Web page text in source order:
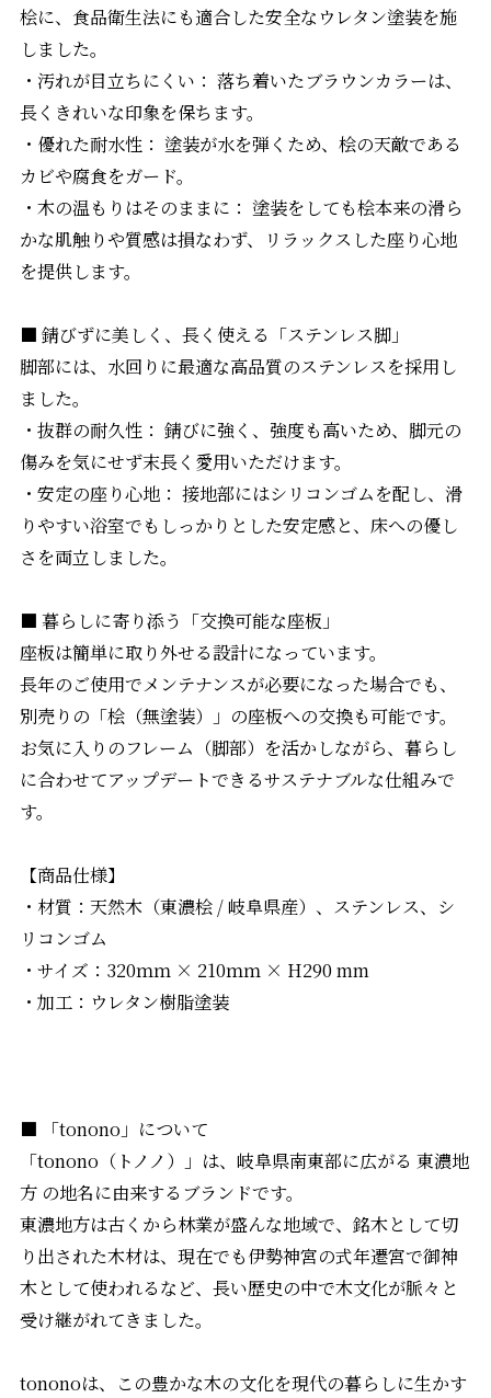
桧に、食品衛生法にも適合した安全なウレタン塗装を施
しました。
・汚れが目立ちにくい： 落ち着いたブラウンカラーは、
長くきれいな印象を保ちます。
・優れた耐水性： 塗装が水を弾くため、桧の天敵である
カビや腐食をガード。
・木の温もりはそのままに： 塗装をしても桧本来の滑ら
かな肌触りや質感は損なわず、リラックスした座り心地
を提供します。
■ 錆びずに美しく、長く使える「ステンレス脚」
脚部には、水回りに最適な高品質のステンレスを採用し
ました。
・抜群の耐久性： 錆びに強く、強度も高いため、脚元の
傷みを気にせず末長く愛用いただけます。
・安定の座り心地： 接地部にはシリコンゴムを配し、滑
りやすい浴室でもしっかりとした安定感と、床への優し
さを両立しました。
■ 暮らしに寄り添う「交換可能な座板」
座板は簡単に取り外せる設計になっています。
長年のご使用でメンテナンスが必要になった場合でも、
別売りの「桧（無塗装）」の座板への交換も可能です。
お気に入りのフレーム（脚部）を活かしながら、暮らし
に合わせてアップデートできるサステナブルな仕組みで
す。
【商品仕様】
・材質：天然木（東濃桧 / 岐阜県産）、ステンレス、シ
リコンゴム
・サイズ：320ｍｍ × 210ｍｍ × H290 mm
・加工：ウレタン樹脂塗装
■ 「tonono」について
「tonono（トノノ）」は、岐阜県南東部に広がる 東濃地
方 の地名に由来するブランドです。
東濃地方は古くから林業が盛んな地域で、銘木として切
り出された木材は、現在でも伊勢神宮の式年遷宮で御神
木として使われるなど、長い歴史の中で木文化が脈々と
受け継がれてきました。
tononoは、この豊かな木の文化を現代の暮らしに生かす